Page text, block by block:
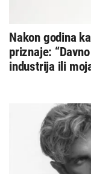
Nakon godina
priznaje:
industrija ili